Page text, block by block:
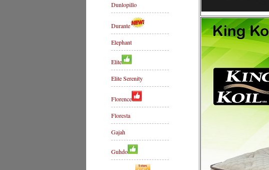
Dunlopillo
Durante
Elephant
Elite
Elite Serenity
Florence
Floresta
Gajah
Guhdo